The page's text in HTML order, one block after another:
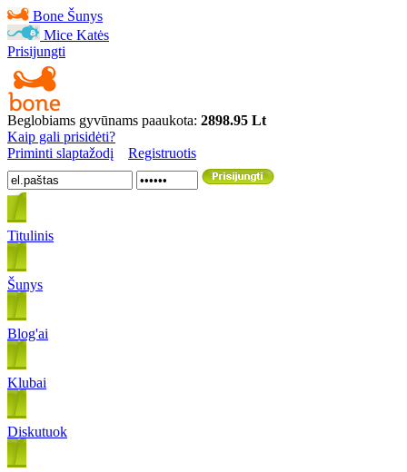
Bone Šunys
Mice Katės
Prisijungti
Beglobiams gyvūnams paaukota: 2898.95 Lt
Kaip gali prisidėti?
Priminti slaptažodį
Registruotis
Titulinis
Šunys
Blog'ai
Klubai
Diskutuok